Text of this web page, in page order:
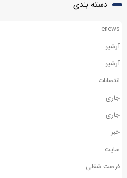
دسته بندی
enews
آرشیو
آرشیو
انتصابات
جاری
جاری
خبر
سایت
فرصت شغلی